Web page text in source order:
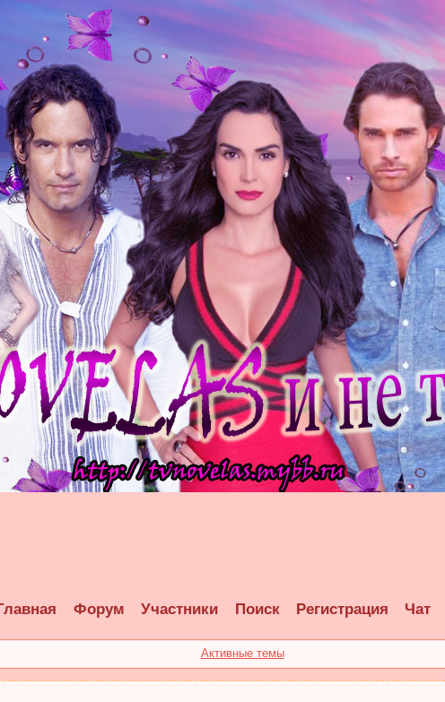
Форум Участники Поиск Регистрация Чат
Активные темы